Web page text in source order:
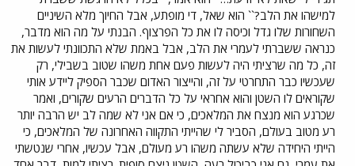
למישהו את הלב?`` הוא שאל, די מופתע, אבל החיוך מלא השיניים
השחורות שלו גדל וכיסה לו את כל הפרצוף. הבנתי על מה הוא מדבר,
כנראה ששברתי לעמרי את הלב, אבל באמת שלא התכוונתי לעשות את
זה, כל מה שרציתי היה לעשות פעם אחת משהו שטוב בשבילי, רק
שעכשיו כבר התחרטי על זה, והייצור האדום שכבר הספיק ליידע אותי
שקוראים לו השטן והוא אחראי על כל הדברים הרעים שקורים, ואמר
שכרגע הוא מנצח את המלאכים, כי אם אני לא שמה לב יש הרבה יותר
רע מטוב בעולם, הסביר לי שהייתי התקווה האחרונה של המלאכים, כי
הייתי היחידה שלא עשתה משהו רע מעולם, אבל עכשיו, אחרי שנטשתי